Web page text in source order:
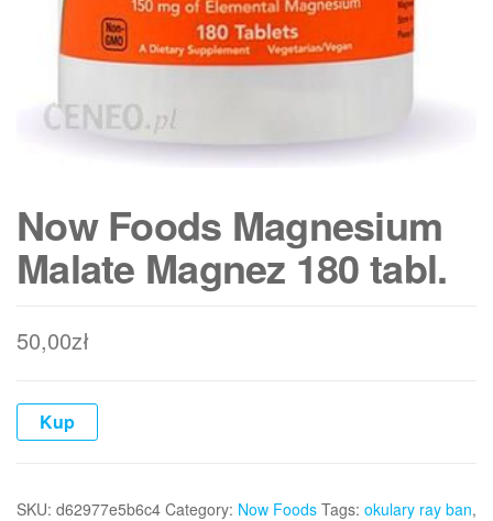
Now Foods Magnesium
Malate Magnez 180 tabl.
50,00zł
Kup
SKU: d62977e5b6c4 Category: Now Foods Tags: okulary ray ban,